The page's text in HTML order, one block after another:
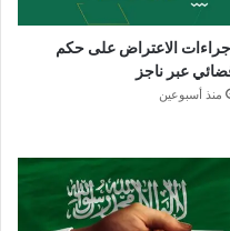
الاعتراض على حكم
عبر ناجز
منذ أسبوعين